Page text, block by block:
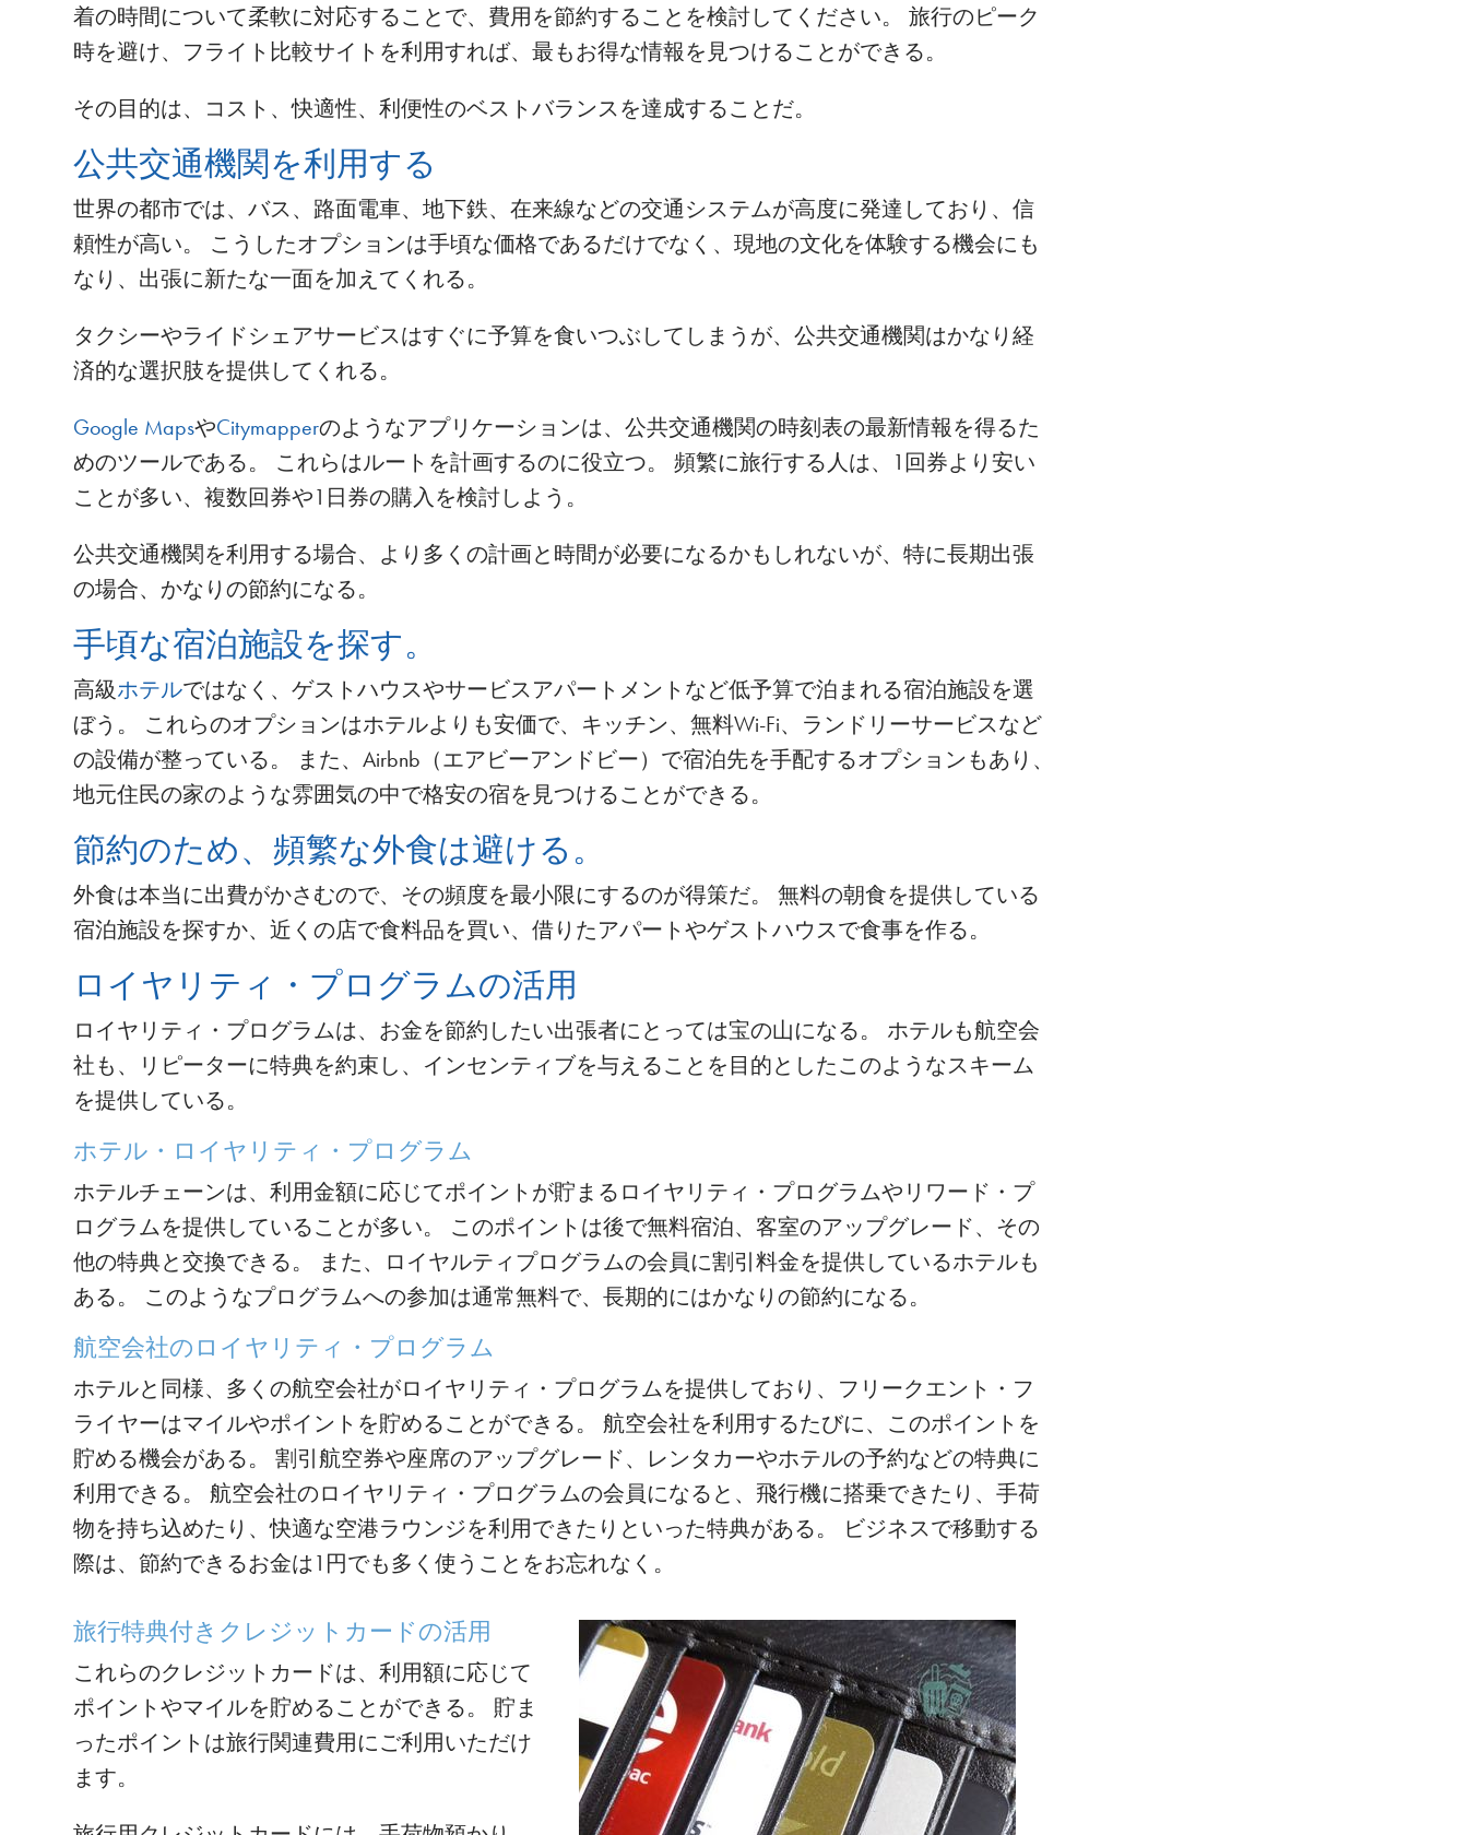
着の時間について柔軟に対応することで、費用を節約することを検討してください。 旅行のピーク
時を避け、フライト比較サイトを利用すれば、最もお得な情報を見つけることができる。
その目的は、コスト、快適性、利便性のベストバランスを達成することだ。
公共交通機関を利用する
世界の都市では、バス、路面電車、地下鉄、在来線などの交通システムが高度に発達しており、信
頼性が高い。 こうしたオプションは手頃な価格であるだけでなく、現地の文化を体験する機会にも
なり、出張に新たな一面を加えてくれる。
タクシーやライドシェアサービスはすぐに予算を食いつぶしてしまうが、公共交通機関はかなり経
済的な選択肢を提供してくれる。
Google MapsやCitymapperのようなアプリケーションは、公共交通機関の時刻表の最新情報を得るた
めのツールである。 これらはルートを計画するのに役立つ。 頻繁に旅行する人は、1回券より安い
ことが多い、複数回券や1日券の購入を検討しよう。
公共交通機関を利用する場合、より多くの計画と時間が必要になるかもしれないが、特に長期出張
の場合、かなりの節約になる。
手頃な宿泊施設を探す。
高級ホテルではなく、ゲストハウスやサービスアパートメントなど低予算で泊まれる宿泊施設を選
ぼう。 これらのオプションはホテルよりも安価で、キッチン、無料Wi-Fi、ランドリーサービスなど
の設備が整っている。 また、Airbnb（エアビーアンドビー）で宿泊先を手配するオプションもあり、
地元住民の家のような雰囲気の中で格安の宿を見つけることができる。
節約のため、頻繁な外食は避ける。
外食は本当に出費がかさむので、その頻度を最小限にするのが得策だ。 無料の朝食を提供している
宿泊施設を探すか、近くの店で食料品を買い、借りたアパートやゲストハウスで食事を作る。
ロイヤリティ・プログラムの活用
ロイヤリティ・プログラムは、お金を節約したい出張者にとっては宝の山になる。 ホテルも航空会
社も、リピーターに特典を約束し、インセンティブを与えることを目的としたこのようなスキーム
を提供している。
ホテル・ロイヤリティ・プログラム
ホテルチェーンは、利用金額に応じてポイントが貯まるロイヤリティ・プログラムやリワード・プ
ログラムを提供していることが多い。 このポイントは後で無料宿泊、客室のアップグレード、その
他の特典と交換できる。 また、ロイヤルティプログラムの会員に割引料金を提供しているホテルも
ある。 このようなプログラムへの参加は通常無料で、長期的にはかなりの節約になる。
航空会社のロイヤリティ・プログラム
ホテルと同様、多くの航空会社がロイヤリティ・プログラムを提供しており、フリークエント・フ
ライヤーはマイルやポイントを貯めることができる。 航空会社を利用するたびに、このポイントを
貯める機会がある。 割引航空券や座席のアップグレード、レンタカーやホテルの予約などの特典に
利用できる。 航空会社のロイヤリティ・プログラムの会員になると、飛行機に搭乗できたり、手荷
物を持ち込めたり、快適な空港ラウンジを利用できたりといった特典がある。 ビジネスで移動する
際は、節約できるお金は1円でも多く使うことをお忘れなく。
旅行特典付きクレジットカードの活用
これらのクレジットカードは、利用額に応じて
ポイントやマイルを貯めることができる。 貯ま
ったポイントは旅行関連費用にご利用いただけ
ます。